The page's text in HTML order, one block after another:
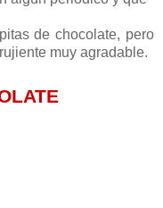
de chocolate, pero
muy agradable.